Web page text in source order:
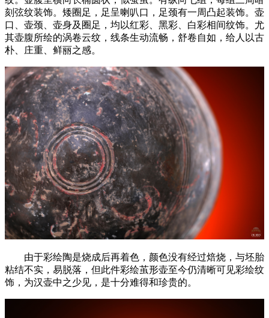
刻弦纹装饰。矮圈足，足呈喇叭口，足颈有一周凸起装饰。壶
口、壶颈、壶身及圈足，均以红彩、黑彩、白彩相间纹饰。尤
其壶腹所绘的涡卷云纹，线条生动流畅，舒卷自如，给人以古
朴、庄重、鲜丽之感。
由于彩绘陶是烧成后再着色，颜色没有经过焙烧，与坯胎
粘结不实，易脱落，但此件彩绘茧形壶至今仍清晰可见彩绘纹
饰，为汉壶中之少见，是十分难得和珍贵的。